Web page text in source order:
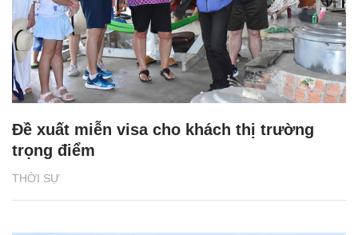
THỜI SỰ
Đề xuất miễn visa cho khách thị trường
trọng điểm